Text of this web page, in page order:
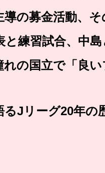
の募金活動、そ
と練習試合、中
れの国立で「良
るJリーグ20年の